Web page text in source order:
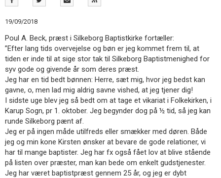
forsiden
1.0:
Forside
3.0:
Kalender
4.0:
Inspiration
5.0:
Værktøjskassen
6.0:
Mission
7.0:
Om
BaptistKirken
8.0:
Kontakt
9.0:
Forside
10.0:
Nyheder
11.0:
Kalender
12.0:
Inspiration
13.0:
Værktøjskassen
14.0:
Mission
19/09/2018
Poul A. Beck, præst i Silkeborg Baptistkirke fortæller:
”Efter lang tids overvejelse og bøn er jeg kommet frem til, at
tiden er inde til at sige stor tak til Silkeborg Baptistmenighed for
syv gode og givende år som deres præst.
Jeg har en tid bedt bønnen: Herre, sæt mig, hvor jeg bedst kan
gavne, o, men lad mig aldrig savne vished, at jeg tjener dig!
I sidste uge blev jeg så bedt om at tage et vikariat i Folkekirken, i
Karup Sogn, pr 1. oktober. Jeg begynder dog på ½ tid, så jeg kan
runde Silkeborg pænt af.
Jeg er på ingen måde utilfreds eller smækker med døren. Både
jeg og min kone Kirsten ønsker at bevare de gode relationer, vi
har til mange baptister. Jeg har fx også fået lov at blive stående
på listen over præster, man kan bede om enkelt gudstjenester.
Jeg har været baptistpræst gennem 25 år, og jeg er dybt